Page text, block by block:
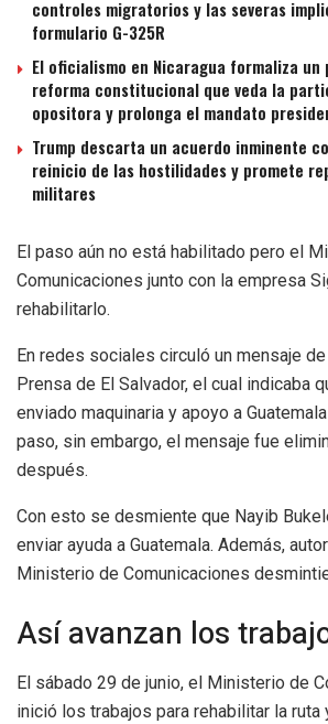
controles migratorios y las severas
formulario G-325R
El oficialismo en Nicaragua formaliza un
reforma constitucional que veda la
opositora y prolonga el mandato
Trump descarta un acuerdo inminente
reinicio de las hostilidades y promete
militares
El paso aún no está habilitado pero el
Comunicaciones junto con la empresa
rehabilitarlo.
En redes sociales circuló un mensaje
Prensa de El Salvador, el cual indicaba
enviado maquinaria y apoyo a
paso, sin embargo, el mensaje fue
después.
Con esto se desmiente que Nayib
enviar ayuda a Guatemala. Además,
Ministerio de Comunicaciones
Así avanzan los
El sábado 29 de junio, el Ministerio de
inició los trabajos para rehabilitar la ruta